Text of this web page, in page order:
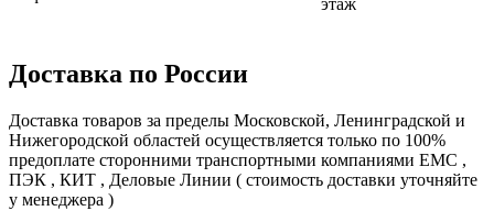
этаж
Доставка по России
Доставка товаров за пределы Московской, Ленинградской и
Нижегородской областей осуществляется только по 100%
предоплате сторонними транспортными компаниями ЕМС ,
ПЭК , КИТ , Деловые Линии ( стоимость доставки уточняйте
у менеджера )